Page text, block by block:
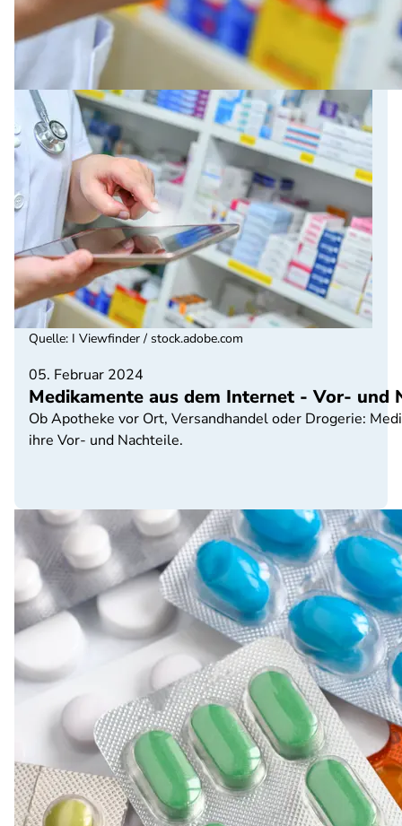
05. Februar 2024
Medikamente aus dem Internet - Vor- und
Ob Apotheke vor Ort, Versandhandel oder Drogerie:
ihre Vor- und Nachteile.
Quelle: I Viewfinder / stock.adobe.com